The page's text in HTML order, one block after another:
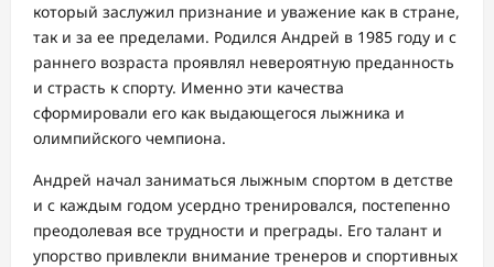
который заслужил признание и уважение как в стране,
так и за ее пределами. Родился Андрей в 1985 году и с
раннего возраста проявлял невероятную преданность
и страсть к спорту. Именно эти качества
сформировали его как выдающегося лыжника и
олимпийского чемпиона.
Андрей начал заниматься лыжным спортом в детстве
и с каждым годом усердно тренировался, постепенно
преодолевая все трудности и преграды. Его талант и
упорство привлекли внимание тренеров и спортивных